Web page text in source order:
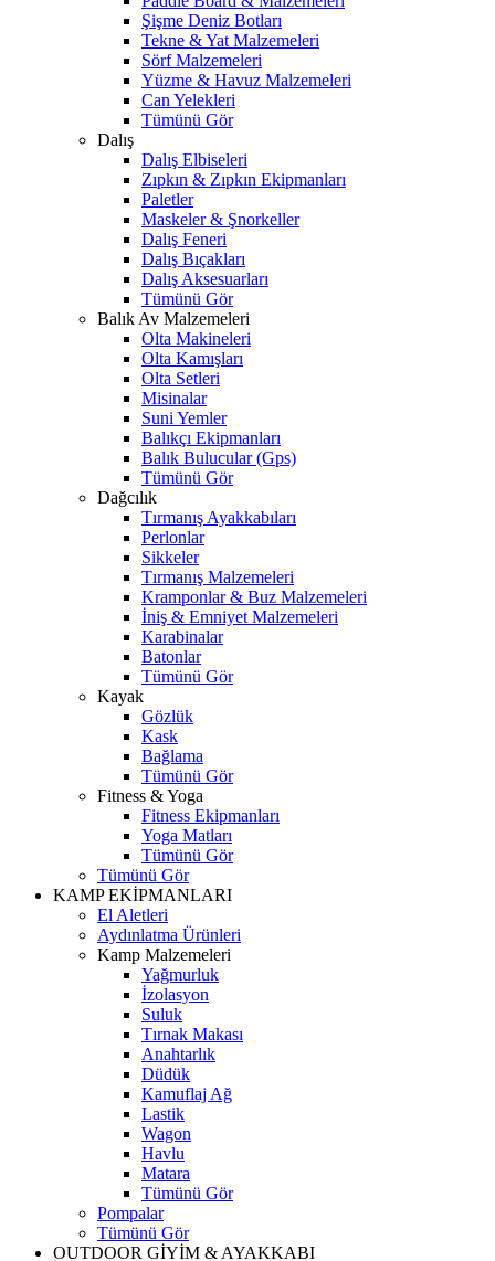
Şişme Deniz Botları
Tekne & Yat Malzemeleri
Sörf Malzemeleri
Yüzme & Havuz Malzemeleri
Can Yelekleri
Tümünü Gör
Dalış
Dalış Elbiseleri
Zıpkın & Zıpkın Ekipmanları
Paletler
Maskeler & Şnorkeller
Dalış Feneri
Dalış Bıçakları
Dalış Aksesuarları
Tümünü Gör
Balık Av Malzemeleri
Olta Makineleri
Olta Kamışları
Olta Setleri
Misinalar
Suni Yemler
Balıkçı Ekipmanları
Balık Bulucular (Gps)
Tümünü Gör
Dağcılık
Tırmanış Ayakkabıları
Perlonlar
Sikkeler
Tırmanış Malzemeleri
Kramponlar & Buz Malzemeleri
İniş & Emniyet Malzemeleri
Karabinalar
Batonlar
Tümünü Gör
Kayak
Gözlük
Kask
Bağlama
Tümünü Gör
Fitness & Yoga
Fitness Ekipmanları
Yoga Matları
Tümünü Gör
Tümünü Gör
KAMP EKİPMANLARI
El Aletleri
Aydınlatma Ürünleri
Kamp Malzemeleri
Yağmurluk
İzolasyon
Suluk
Tırnak Makası
Anahtarlık
Düdük
Kamuflaj Ağ
Lastik
Wagon
Havlu
Matara
Tümünü Gör
Pompalar
Tümünü Gör
OUTDOOR GİYİM & AYAKKABI